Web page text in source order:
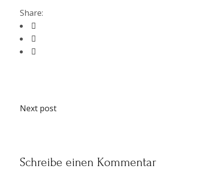
Share:
Next post
Schreibe einen Kommentar